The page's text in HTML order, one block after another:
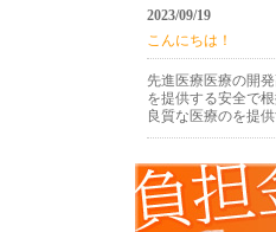
2023/09/19
こんにちは！
先進医療医療の開
を提供する安全で
良質な医療のを提供